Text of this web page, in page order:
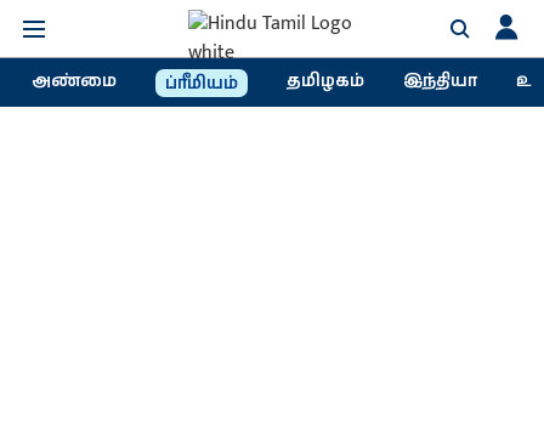
அண்மை ப்ரீமியம் தமிழகம் இந்தியா